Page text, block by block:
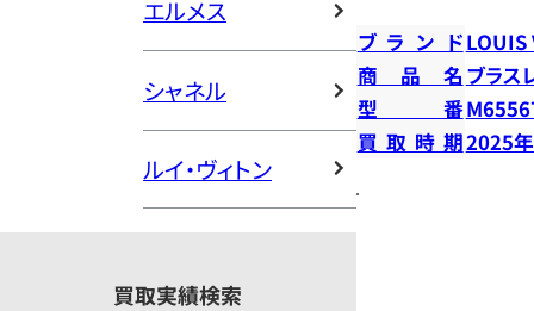
エルメス
シャネル
ルイ・ヴィトン
買取実績検索
ブランドLOUIS
商品名 ブラス
型番
買取時期2025